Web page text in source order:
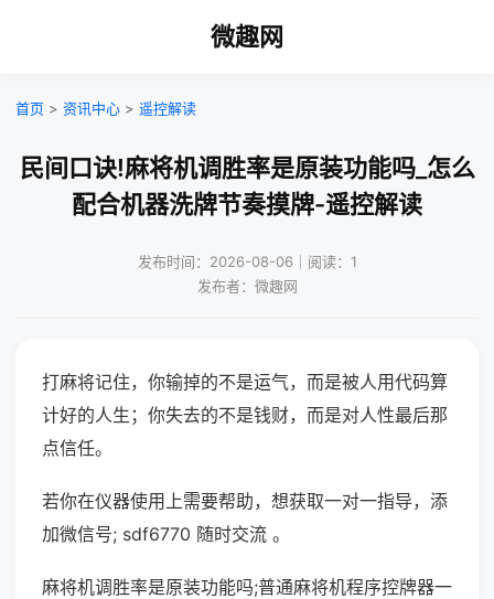
微趣网
首页 > 资讯中心 > 遥控解读
民间口诀!麻将机调胜率是原装功能吗_怎么
配合机器洗牌节奏摸牌-遥控解读
发布时间：2026-08-06｜阅读：1
发布者：微趣网
打麻将记住，你输掉的不是运气，而是被人用代码算
计好的人生；你失去的不是钱财，而是对人性最后那
点信任。
若你在仪器使用上需要帮助，想获取一对一指导，添
加微信号; sdf6770 随时交流 。
麻将机调胜率是原装功能吗;普通麻将机程序控牌器一